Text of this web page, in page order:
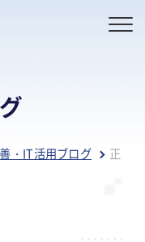
・IT活用ブログ
正